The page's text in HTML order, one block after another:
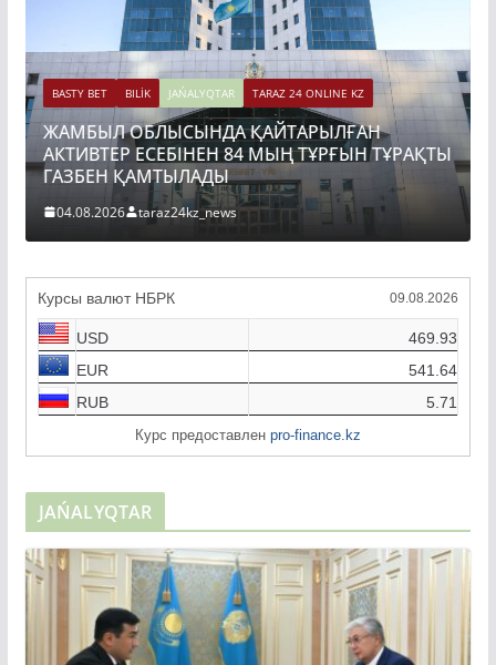
BET BILİK JAŃALYQTAR TARAZ 24 ONLINE KZ
ОБЛЫСЫНДА ҚАЙТАРЫЛҒАН
ЕСЕБІНЕН 84 МЫҢ ТҰРҒЫН ТҰРАҚТЫ
ҚАМТЫЛАДЫ
taraz24kz_news
BASTY BET
Курсы валют НБРК
USD
469.93
EUR
541.64
RUB
5.71
JAŃALYQTAR